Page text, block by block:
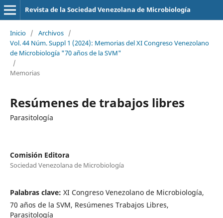
Revista de la Sociedad Venezolana de Microbiología
Inicio / Archivos /
Vol. 44 Núm. Suppl 1 (2024): Memorias del XI Congreso Venezolano
de Microbiología "70 años de la SVM"
/
Memorias
Resúmenes de trabajos libres
Parasitología
Comisión Editora
Sociedad Venezolana de Microbiología
Palabras clave: XI Congreso Venezolano de Microbiología,
70 años de la SVM, Resúmenes Trabajos Libres,
Parasitología